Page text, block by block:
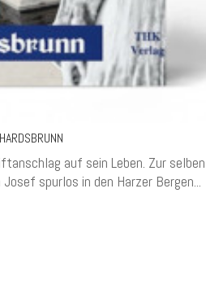
auf sein Leben. Zur selben
spurlos in den Harzer Bergen...